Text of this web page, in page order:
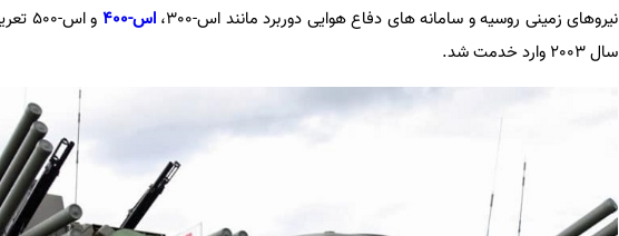
نیروهای زمینی روسیه و سامانه های دفاع هوایی دوربرد مانند اس-300،
اس-400
و
سال 2003 وارد خدمت شد.